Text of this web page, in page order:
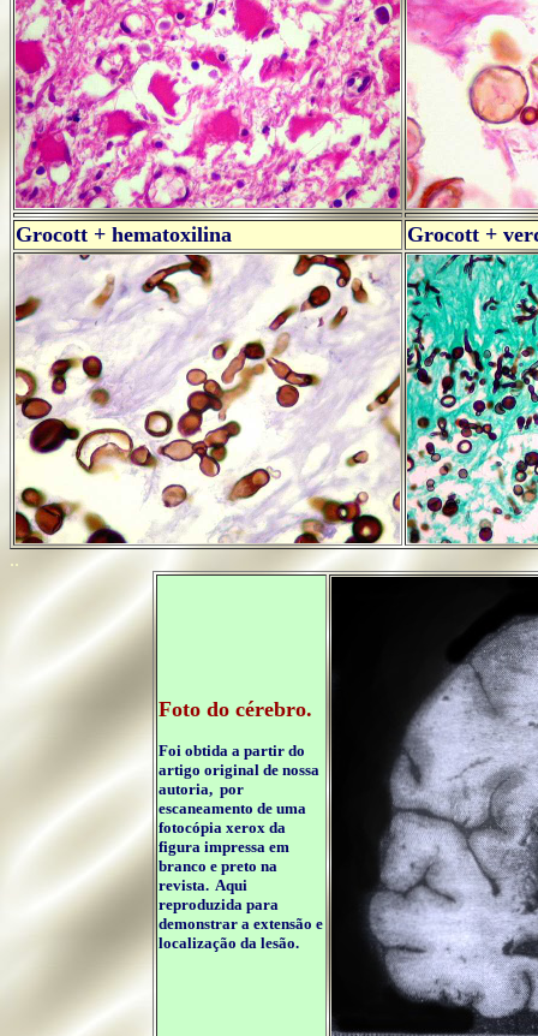
Grocott + hematoxilina Grocott +
..
Foto do cérebro.
Foi obtida a partir do
artigo original de nossa
autoria, por
escaneamento de uma
fotocópia xerox da
figura impressa em
branco e preto na
revista. Aqui
reproduzida para
demonstrar a extensão e
localização da lesão.